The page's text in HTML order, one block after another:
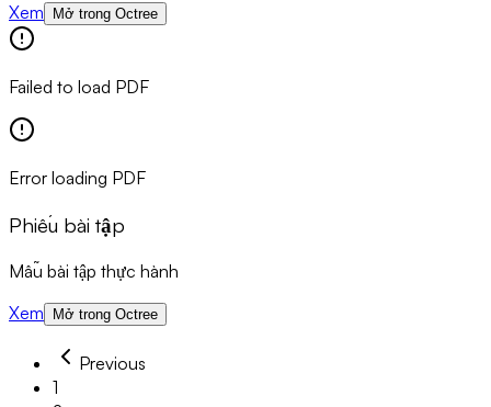
Xem
Mở trong Octree
Failed to load PDF
Error loading PDF
Phiếu bài tập
Mẫu bài tập thực hành
Xem
Mở trong Octree
Previous
1